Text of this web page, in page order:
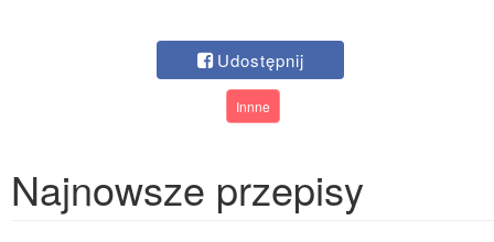
Udostępnij
Innne
Najnowsze przepisy